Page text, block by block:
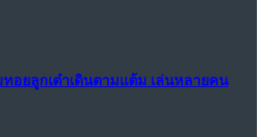
ทอยลูกเต๋าเดินตามแต้ม เล่นหลายคน